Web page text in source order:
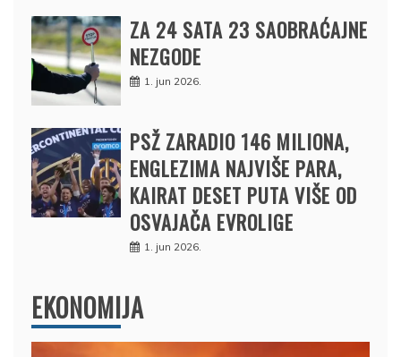
ZA 24 SATA 23 SAOBRAĆAJNE
NEZGODE
1. jun 2026.
PSŽ ZARADIO 146 MILIONA,
ENGLEZIMA NAJVIŠE PARA,
KAIRAT DESET PUTA VIŠE OD
OSVAJAČA EVROLIGE
1. jun 2026.
EKONOMIJA